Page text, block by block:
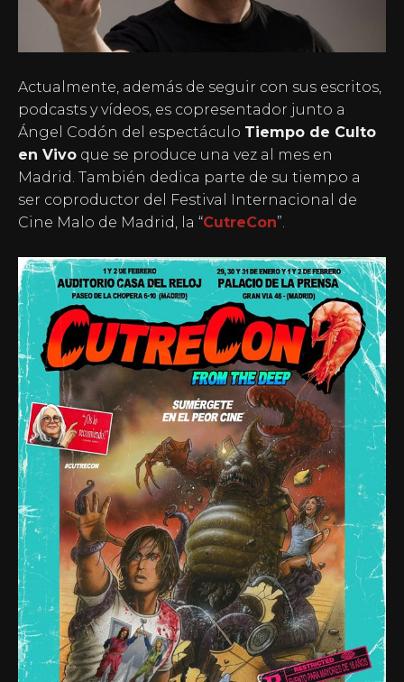
Actualmente, además de seguir con sus escritos,
podcasts y vídeos, es copresentador junto a
Ángel Codón del espectáculo Tiempo de Culto
en Vivo que se produce una vez al mes en
Madrid. También dedica parte de su tiempo a
ser coproductor del Festival Internacional de
Cine Malo de Madrid, la “CutreCon”.